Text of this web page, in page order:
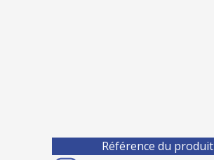
Référence du produit